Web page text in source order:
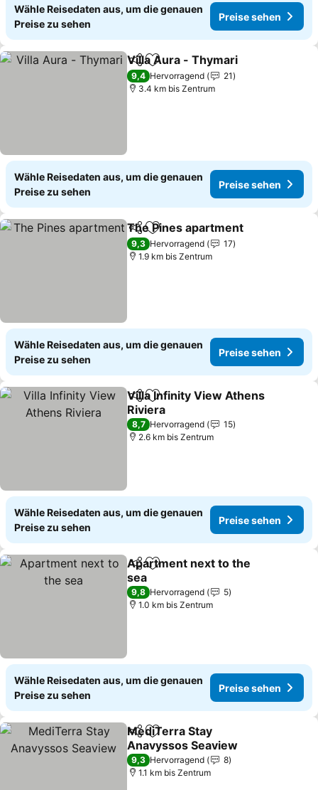
Wähle Reisedaten aus, um die genauen
Preise zu sehen
Preise sehen
TeilenZu Favoriten hinzufügen
Villa Aura - Thymari
9,4 Hervorragend
21
3.4 km bis Zentrum
Wähle Reisedaten aus, um die genauen
Preise zu sehen
Preise sehen
TeilenZu Favoriten hinzufügen
The Pines apartment
9,3 Hervorragend
17
1.9 km bis Zentrum
Wähle Reisedaten aus, um die genauen
Preise zu sehen
Preise sehen
TeilenZu Favoriten hinzufügen
Villa Infinity View Athens
Riviera
Preise sehen
8,7 Hervorragend
15
2.6 km bis Zentrum
Wähle Reisedaten aus, um die genauen
Preise zu sehen
Preise sehen
TeilenZu Favoriten hinzufügen
Apartment next to the
sea
Preise sehen
9,8 Hervorragend
5
1.0 km bis Zentrum
Wähle Reisedaten aus, um die genauen
Preise zu sehen
Preise sehen
TeilenZu Favoriten hinzufügen
MediTerra Stay
Anavyssos Seaview
Preise sehen
9,3 Hervorragend
8
1.1 km bis Zentrum